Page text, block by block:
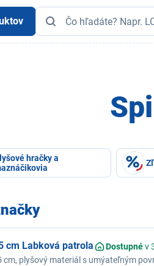
hračky a
cm Labková patrola Dostupnév
cm, plyšový materiál s umýateľným